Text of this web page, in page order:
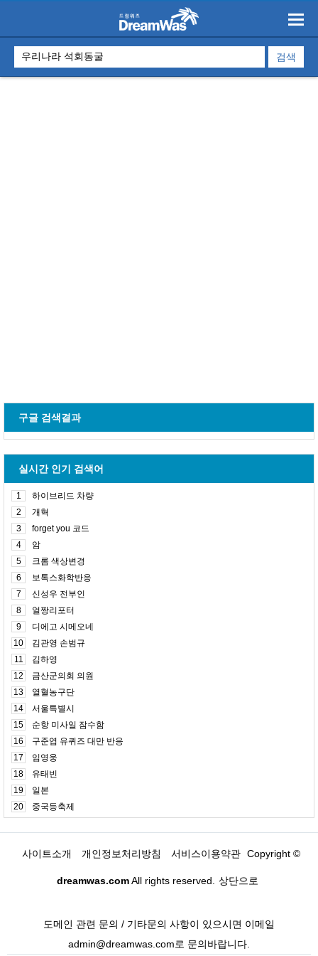
구글 검색결과
실시간 인기 검색어
1
하이브리드 차량
2
개혁
3
forget you 코드
4
암
5
크롬 색상변경
6
보톡스화학반응
7
신성우 전부인
8
얼짱리포터
9
디에고 시메오네
10
김관영 손범규
11
김하영
12
금산군의회 의원
13
열혈농구단
14
서울특별시
15
순항 미사일 잠수함
16
구준엽 유퀴즈 대만 반응
17
임영웅
18
유태빈
19
일본
20
중국등축제
사이트소개 개인정보처리방침 서비스이용약관 Copyright ©
dreamwas.comAll rights reserved. 상단으로
도메인 관련 문의 / 기타문의 사항이 있으시면 이메일
admin@dreamwas.com로 문의바랍니다.